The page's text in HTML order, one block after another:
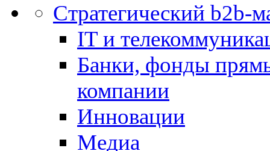
Стратегический b2b-
IT и
Банки, фонды
компании
Инновации
Медиа